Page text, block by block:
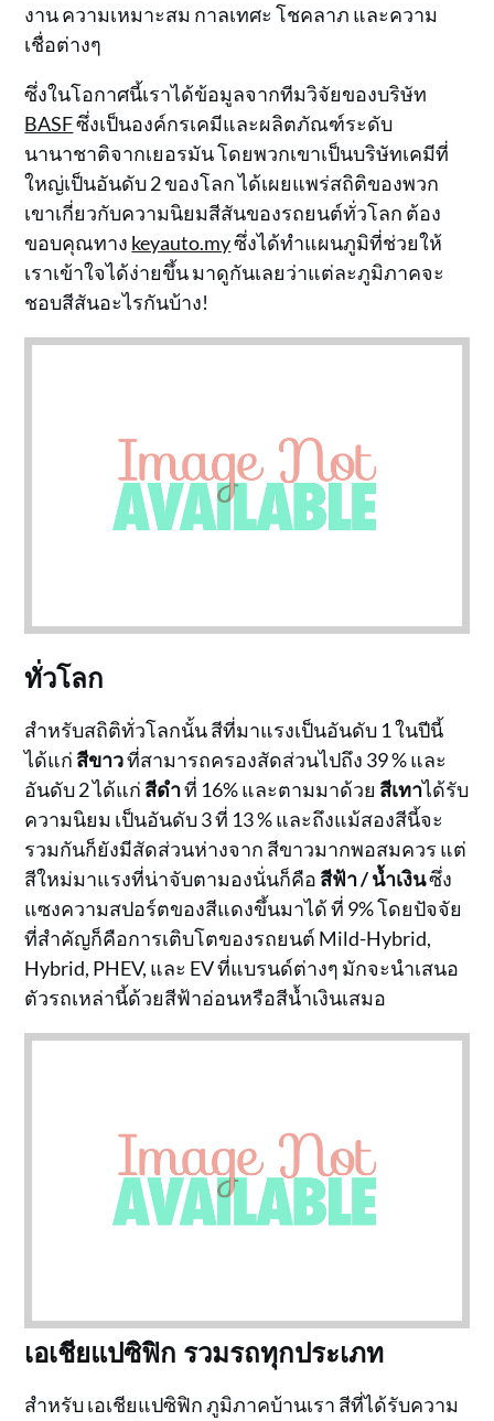
งาน ความเหมาะสม กาลเทศะ โชคลาภ และความ
เชื่อต่างๆ
ซึ่งในโอกาศนี้เราได้ข้อมูลจากทีมวิจัยของบริษัท
BASFซึ่งเป็นองค์กรเคมีและผลิตภัณฑ์ระดับ
นานาชาติจากเยอรมัน โดยพวกเขาเป็นบริษัทเคมีที่
ใหญ่เป็นอันดับ 2 ของโลก ได้เผยแพร่สถิติของพวก
เขาเกี่ยวกับความนิยมสีสันของรถยนต์ทั่วโลก ต้อง
ขอบคุณทาง keyauto.myซึ่งได้ทำแผนภูมิที่ช่วยให้
เราเข้าใจได้ง่ายขึ้น มาดูกันเลยว่าแต่ละภูมิภาคจะ
ชอบสีสันอะไรกันบ้าง!
ทั่วโลก
สำหรับสถิติทั่วโลกนั้น สีที่มาแรงเป็นอันดับ 1 ในปีนี้
ได้แก่ สีขาวที่สามารถครองสัดส่วนไปถึง 39 % และ
อันดับ 2 ได้แก่ สีดำที่ 16% และตามมาด้วย สีเทาได้รับ
ความนิยม เป็นอันดับ 3 ที่ 13 % และถึงแม้สองสีนี้จะ
รวมกันก็ยังมีสัดส่วนห่างจาก สีขาวมากพอสมควร แต่
สีใหม่มาแรงที่น่าจับตามองนั่นก็คือ สีฟ้า / น้ำเงินซึ่ง
แซงความสปอร์ตของสีแดงขึ้นมาได้ ที่ 9% โดยปัจจัย
ที่สำคัญก็คือการเติบโตของรถยนต์ Mild-Hybrid,
Hybrid, PHEV, และ EV ที่แบรนด์ต่างๆ มักจะนำเสนอ
ตัวรถเหล่านี้ด้วยสีฟ้าอ่อนหรือสีน้ำเงินเสมอ
เอเชียแปซิฟิก รวมรถทุกประเภท
สำหรับ เอเชียแปซิฟิก ภูมิภาคบ้านเรา สีที่ได้รับความ